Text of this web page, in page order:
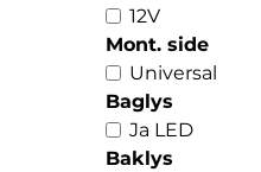
12V
Mont. side
Universal
Baglys
Ja LED
Baklys